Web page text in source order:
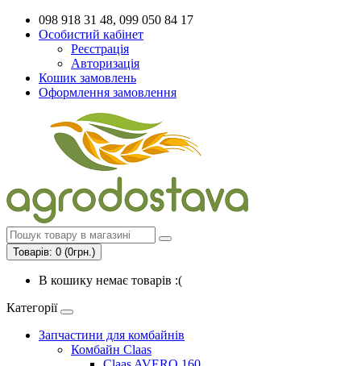
098 918 31 48, 099 050 84 17
Особистий кабінет
Реєстрація
Авторизація
Кошик замовлень
Оформлення замовлення
Товарів: 0 (0грн.)
В кошику немає товарів :(
Категорії
Запчастини для комбайнів
Комбайн Claas